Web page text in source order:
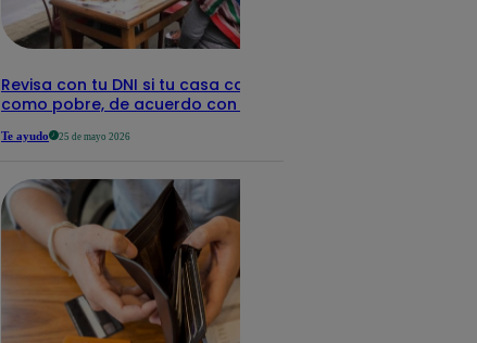
Revisa con tu DNI si tu casa califica
como pobre, de acuerdo con el Sisfoh
Te ayudo 25 de mayo 2026